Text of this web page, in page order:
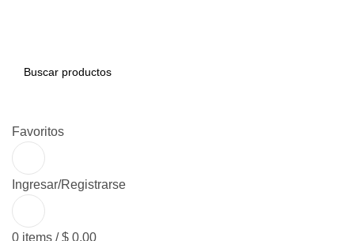
Favoritos
Ingresar/Registrarse
0 items / $ 0,00